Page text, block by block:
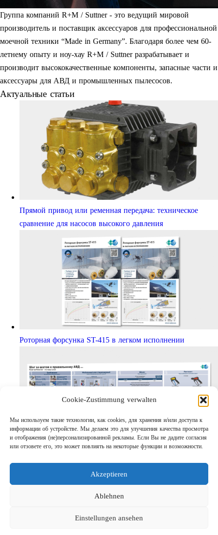
Cookie-Zustimmung verwalten
Мы используем такие технологии, как cookies, для хранения и/или доступа к
информации об устройстве. Мы делаем это для улучшения качества просмотра
и отображения (не)персонализированной рекламы. Если Вы не дадите согласия
или отзовете его, это может повлиять на некоторые функции и возможности.
Akzeptieren
Ablehnen
Einstellungen ansehen
Группа компаний R+M / Suttner - это ведущий мировой
производитель и поставщик аксессуаров для профессиональной
моечной техники “Made in Germany”. Благодаря более чем 60-
летнему опыту и ноу-хау R+M / Suttner разрабатывает и
производит высококачественные компоненты, запасные части и
аксессуары для АВД и промышленных пылесосов.
Актуальные статьи
Прямой привод или ременная передача: техническое
сравнение для насосов высокого давления
Роторная форсунка ST-415 в легком исполнении